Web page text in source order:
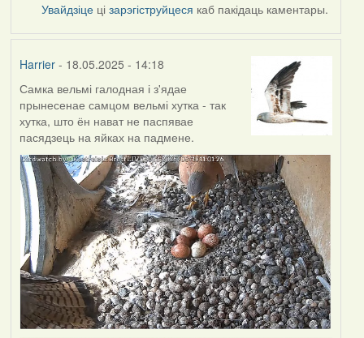
Увайдзіце цізарэгіструйцеся каб пакідаць каментары.
Harrier- 18.05.2025 - 14:18
Самка вельмі галодная і з'ядае
прынесенае самцом вельмі хутка - так
хутка, што ён нават не паспявае
пасядзець на яйках на падмене.